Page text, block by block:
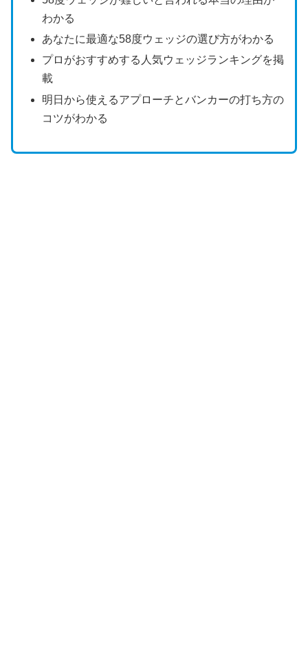
わかる
あなたに最適な58度ウェッジの選び方がわかる
プロがおすすめする人気ウェッジランキングを掲
載
明日から使えるアプローチとバンカーの打ち方の
コツがわかる